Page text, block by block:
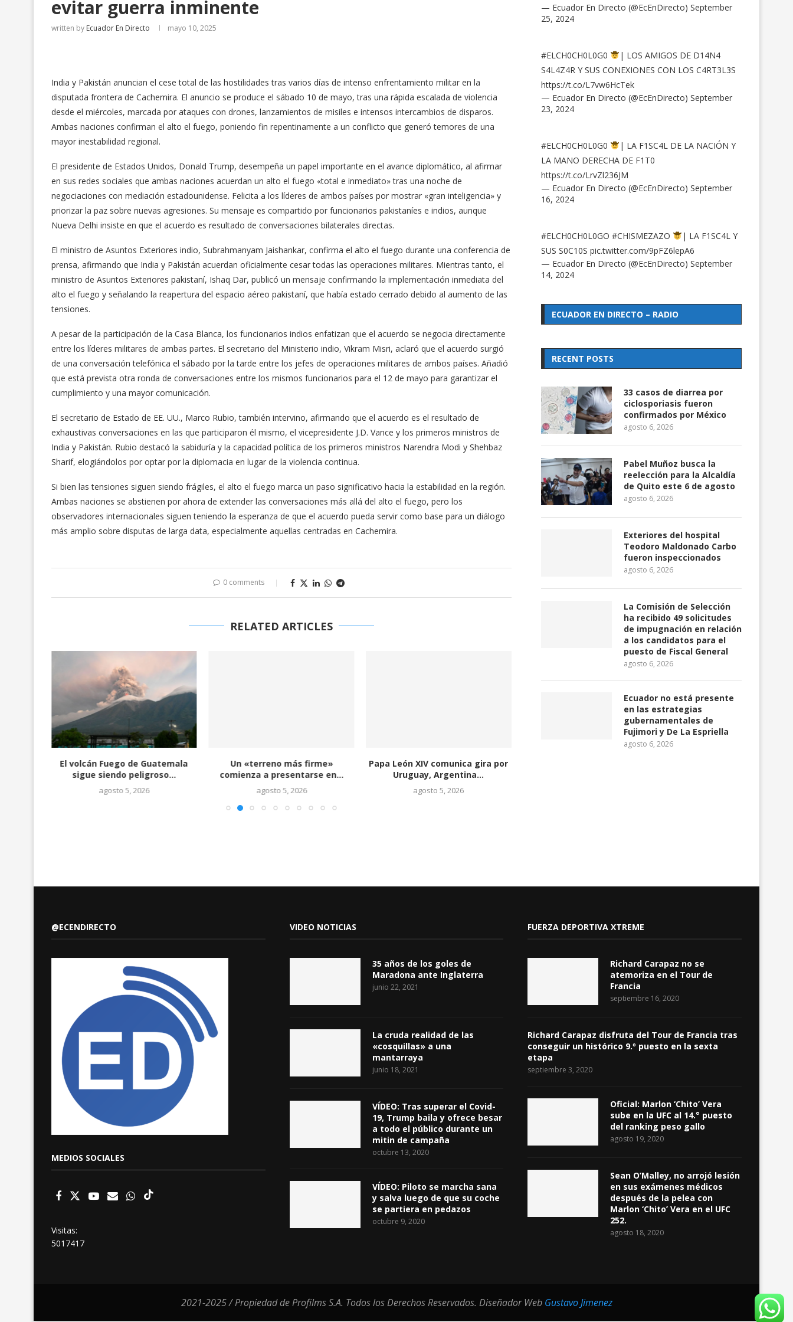
evitar guerra inminente
written by Ecuador En Directo mayo 10, 2025
India y Pakistán anuncian el cese total de las hostilidades tras varios días de intenso enfrentamiento militar en la
disputada frontera de Cachemira. El anuncio se produce el sábado 10 de mayo, tras una rápida escalada de violencia
desde el miércoles, marcada por ataques con drones, lanzamientos de misiles e intensos intercambios de disparos.
Ambas naciones confirman el alto el fuego, poniendo fin repentinamente a un conflicto que generó temores de una
mayor inestabilidad regional.
El presidente de Estados Unidos, Donald Trump, desempeña un papel importante en el avance diplomático, al afirmar
en sus redes sociales que ambas naciones acuerdan un alto el fuego «total e inmediato» tras una noche de
negociaciones con mediación estadounidense. Felicita a los líderes de ambos países por mostrar «gran inteligencia» y
priorizar la paz sobre nuevas agresiones. Su mensaje es compartido por funcionarios pakistaníes e indios, aunque
Nueva Delhi insiste en que el acuerdo es resultado de conversaciones bilaterales directas.
El ministro de Asuntos Exteriores indio, Subrahmanyam Jaishankar, confirma el alto el fuego durante una conferencia de
prensa, afirmando que India y Pakistán acuerdan oficialmente cesar todas las operaciones militares. Mientras tanto, el
ministro de Asuntos Exteriores pakistaní, Ishaq Dar, publicó un mensaje confirmando la implementación inmediata del
alto el fuego y señalando la reapertura del espacio aéreo pakistaní, que había estado cerrado debido al aumento de las
tensiones.
A pesar de la participación de la Casa Blanca, los funcionarios indios enfatizan que el acuerdo se negocia directamente
entre los líderes militares de ambas partes. El secretario del Ministerio indio, Vikram Misri, aclaró que el acuerdo surgió
de una conversación telefónica el sábado por la tarde entre los jefes de operaciones militares de ambos países. Añadió
que está prevista otra ronda de conversaciones entre los mismos funcionarios para el 12 de mayo para garantizar el
cumplimiento y una mayor comunicación.
El secretario de Estado de EE. UU., Marco Rubio, también intervino, afirmando que el acuerdo es el resultado de
exhaustivas conversaciones en las que participaron él mismo, el vicepresidente J.D. Vance y los primeros ministros de
India y Pakistán. Rubio destacó la sabiduría y la capacidad política de los primeros ministros Narendra Modi y Shehbaz
Sharif, elogiándolos por optar por la diplomacia en lugar de la violencia continua.
Si bien las tensiones siguen siendo frágiles, el alto el fuego marca un paso significativo hacia la estabilidad en la región.
Ambas naciones se abstienen por ahora de extender las conversaciones más allá del alto el fuego, pero los
observadores internacionales siguen teniendo la esperanza de que el acuerdo pueda servir como base para un diálogo
más amplio sobre disputas de larga data, especialmente aquellas centradas en Cachemira.
0 comments
RELATED ARTICLES
El volcán Fuego de Guatemala
sigue siendo peligroso...
agosto 5, 2026
Un «terreno más firme»
comienza a presentarse en...
agosto 5, 2026
Papa León XIV comunica gira por
Uruguay, Argentina...
agosto 5, 2026
— Ecuador En Directo (@EcEnDirecto) September
25, 2024
#ELCH0CH0L0G0
| LOS AMIGOS DE D14N4
S4L4Z4R Y SUS CONEXIONES CON LOS C4RT3L3S
https://t.co/L7vw6HcTek
— Ecuador En Directo (@EcEnDirecto) September
23, 2024
#ELCH0CH0L0G0
| LA F1SC4L DE LA NACIÓN Y
LA MANO DERECHA DE F1T0
https://t.co/LrvZl236JM
— Ecuador En Directo (@EcEnDirecto) September
16, 2024
#ELCH0CH0L0GO #CHISMEZAZO
| LA F1SC4L Y
SUS S0C10S pic.twitter.com/9pFZ6lepA6
— Ecuador En Directo (@EcEnDirecto) September
14, 2024
ECUADOR EN DIRECTO – RADIO
RECENT POSTS
33 casos de diarrea por
ciclosporiasis fueron
confirmados por México
agosto 6, 2026
Pabel Muñoz busca la
reelección para la Alcaldía
de Quito este 6 de agosto
agosto 6, 2026
Exteriores del hospital
Teodoro Maldonado Carbo
fueron inspeccionados
agosto 6, 2026
La Comisión de Selección
ha recibido 49 solicitudes
de impugnación en relación
a los candidatos para el
puesto de Fiscal General
agosto 6, 2026
Ecuador no está presente
en las estrategias
gubernamentales de
Fujimori y De La Espriella
agosto 6, 2026
@ECENDIRECTO
MEDIOS SOCIALES
Visitas:
5017417
VIDEO NOTICIAS
35 años de los goles de
Maradona ante Inglaterra
junio 22, 2021
La cruda realidad de las
«cosquillas» a una
mantarraya
junio 18, 2021
VÍDEO: Tras superar el Covid-
19, Trump baila y ofrece besar
a todo el público durante un
mitin de campaña
octubre 13, 2020
VÍDEO: Piloto se marcha sana
y salva luego de que su coche
se partiera en pedazos
octubre 9, 2020
FUERZA DEPORTIVA XTREME
Richard Carapaz no se
atemoriza en el Tour de
Francia
septiembre 16, 2020
Richard Carapaz disfruta del Tour de Francia tras
conseguir un histórico 9.º puesto en la sexta
etapa
septiembre 3, 2020
Oficial: Marlon ‘Chito’ Vera
sube en la UFC al 14.° puesto
del ranking peso gallo
agosto 19, 2020
Sean O’Malley, no arrojó lesión
en sus exámenes médicos
después de la pelea con
Marlon ‘Chito’ Vera en el UFC
252.
agosto 18, 2020
2021-2025 / Propiedad de Profilms S.A. Todos los Derechos Reservados. Diseñador Web Gustavo Jimenez